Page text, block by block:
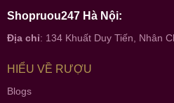
Shopruou247 Hà Nội:
Địa chỉ: 134 Khuất Duy Tiến, Nhân
HIỂU VỀ RƯỢU
Blogs